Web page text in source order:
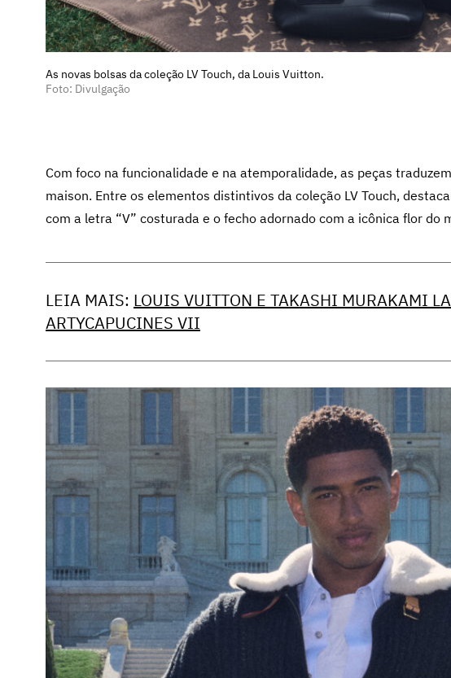
As novas bolsas da coleção LV Touch, da Louis Vuitton.
Foto: Divulgação
Com foco na funcionalidade e na atemporalidade, as peças
maison. Entre os elementos distintivos da coleção LV Touch,
com a letra “V” costurada e o fecho adornado com a icônica flor do
LEIA MAIS: LOUIS VUITTON E TAKASHI MURAKAMI
ARTYCAPUCINES VII